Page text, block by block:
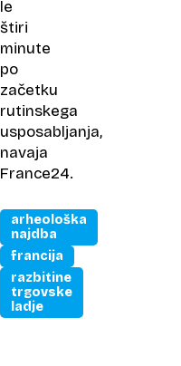
le
štiri
minute
po
začetku
rutinskega
usposabljanja,
navaja
France24.
arheološka
najdba
francija
razbitine
trgovske
ladje